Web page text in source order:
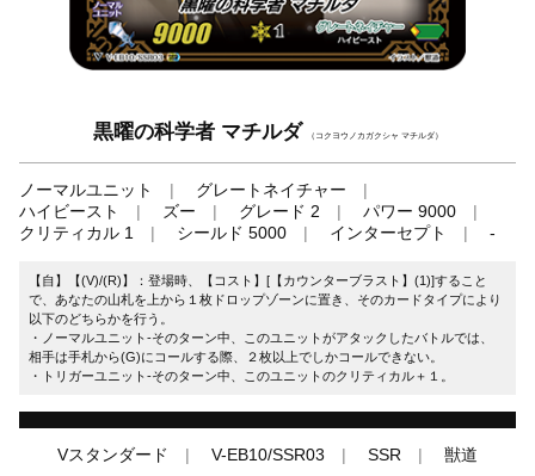
黒曜の科学者 マチルダ （コクヨウノカガクシャ マチルダ）
ノーマルユニット
グレートネイチャー
ハイビースト
ズー グレード 2
パワー 9000
クリティカル 1
シールド 5000 インターセプト -
【自】【(V)/(R)】：登場時、【コスト】[【カウンターブラスト】(1)]すること
で、あなたの山札を上から１枚ドロップゾーンに置き、そのカードタイプにより
以下のどちらかを行う。
・ノーマルユニット-そのターン中、このユニットがアタックしたバトルでは、
相手は手札から(G)にコールする際、２枚以上でしかコールできない。
・トリガーユニット-そのターン中、このユニットのクリティカル＋１。
Vスタンダード V-EB10/SSR03 SSR 獣道